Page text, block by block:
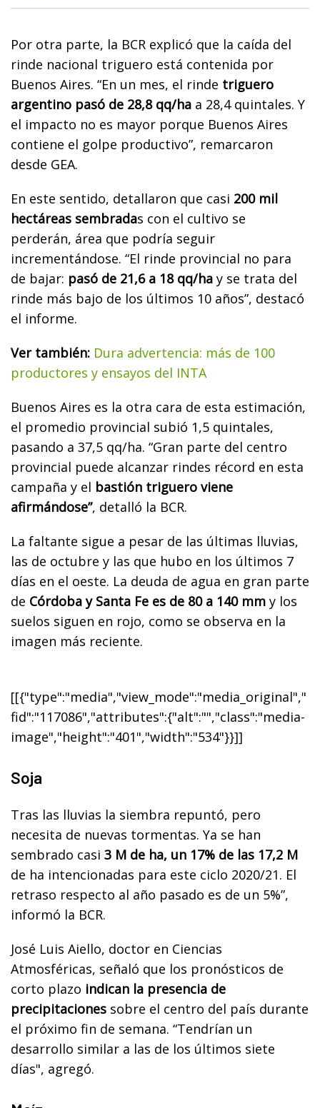
Por otra parte, la BCR explicó que la caída del
rinde nacional triguero está contenida por
Buenos Aires. “En un mes, el rinde triguero
argentino pasó de 28,8 qq/ha a 28,4 quintales. Y
el impacto no es mayor porque Buenos Aires
contiene el golpe productivo”, remarcaron
desde GEA.
En este sentido, detallaron que casi 200 mil
hectáreas sembradas con el cultivo se
perderán, área que podría seguir
incrementándose. “El rinde provincial no para
de bajar: pasó de 21,6 a 18 qq/ha y se trata del
rinde más bajo de los últimos 10 años”, destacó
el informe.
Ver también: Dura advertencia: más de 100
productores y ensayos del INTA
Buenos Aires es la otra cara de esta estimación,
el promedio provincial subió 1,5 quintales,
pasando a 37,5 qq/ha. “Gran parte del centro
provincial puede alcanzar rindes récord en esta
campaña y el bastión triguero viene
afirmándose”, detalló la BCR.
La faltante sigue a pesar de las últimas lluvias,
las de octubre y las que hubo en los últimos 7
días en el oeste. La deuda de agua en gran parte
de Córdoba y Santa Fe es de 80 a 140 mm y los
suelos siguen en rojo, como se observa en la
imagen más reciente.
[[{"type":"media","view_mode":"media_original","
fid":"117086","attributes":{"alt":"","class":"media-
image","height":"401","width":"534"}}]]
Soja
Tras las lluvias la siembra repuntó, pero
necesita de nuevas tormentas. Ya se han
sembrado casi 3 M de ha, un 17% de las 17,2 M
de ha intencionadas para este ciclo 2020/21. El
retraso respecto al año pasado es de un 5%”,
informó la BCR.
José Luis Aiello, doctor en Ciencias
Atmosféricas, señaló que los pronósticos de
corto plazo indican la presencia de
precipitaciones sobre el centro del país durante
el próximo fin de semana. “Tendrían un
desarrollo similar a las de los últimos siete
días", agregó.